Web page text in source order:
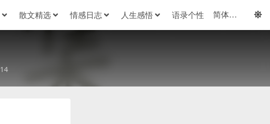
散文精选 情感日志 人生感悟 语录个性
14